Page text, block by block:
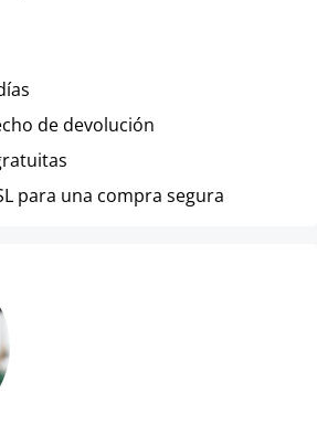
de devolución
para una compra segura